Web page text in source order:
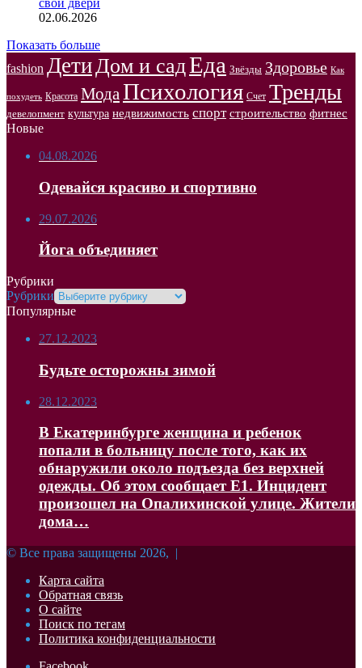
свои двери
02.06.2026
Показать больше
fashion ДетиДом и садЕда Звёзды Здоровье Как
похудеть Красота Мода Психология Счет Тренды
девелопмент культура недвижимость спорт строительство фитнес
Новые
04.08.2026
Одевайся красиво и спортивно
29.07.2026
Йога объединяет
Рубрики
Рубрики
Популярные
27.12.2023
Будьте осторожны зимой
28.12.2023
В Екатеринбурге женщина и ребенок
попали в больницу после того, как их
обнаружили около подъезда без верхней
одежды. Об этом сообщает Е1. Инцидент
произошел на Опалихинской улице. Жители
дома…
© Все права защищены 2026, |
Карта сайта
Обратная связь
О сайте
Поиск по тегам
Политика конфиденциальности